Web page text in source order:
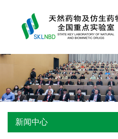
新闻中心